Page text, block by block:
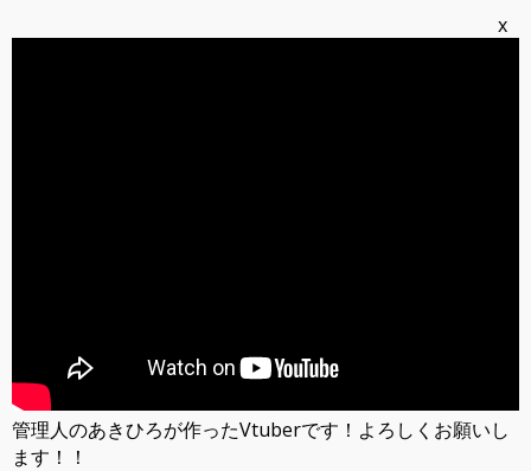
x
管理人のあきひろが作ったVtuberです！よろしくお願いし
ます！！